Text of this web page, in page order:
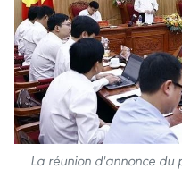
La réunion d'annonce du